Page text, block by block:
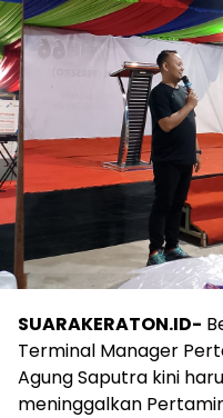
SUARAKERATON.ID-
Terminal Manager
Agung Saputra kini
meninggalkan